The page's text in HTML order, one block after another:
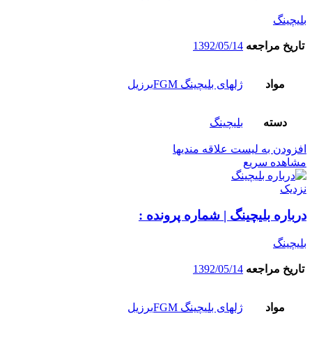
بلیچینگ
تاریخ مراجعه 1392/05/14
مواد ژلهای بلیچینگ FGMبرزیل
دسته بلیچینگ
افزودن به لیست علاقه مندیها
مشاهده سریع
نزدیک
درباره بلیچینگ | شماره پرونده :
بلیچینگ
تاریخ مراجعه 1392/05/14
مواد ژلهای بلیچینگ FGMبرزیل